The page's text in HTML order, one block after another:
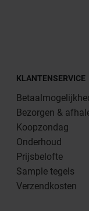
KLANTENSERVICE
Bezorgen &
Koopzondag
Onderhoud
Prijsbelofte
Sample tegels
Verzendkosten